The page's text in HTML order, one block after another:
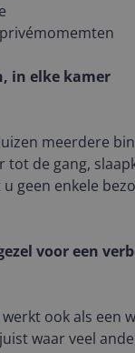
in elke kamer
meerdere
tot de gang,
geen enkele
voor een
ook als een
waar veel